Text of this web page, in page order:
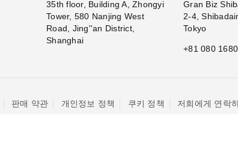
35th floor, Building A, Zhongyi
Tower, 580 Nanjing West
Road, Jing''an District,
Shanghai
Gran Biz
2-4,
Tokyo
+81 080
판매 약관 개인정보 정책 쿠키 정책 저희에게 연락